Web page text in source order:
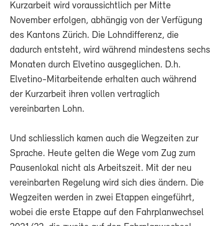
Kurzarbeit wird voraussichtlich per Mitte
November erfolgen, abhängig von der Verfügung
des Kantons Zürich. Die Lohndifferenz, die
dadurch entsteht, wird während mindestens sechs
Monaten durch Elvetino ausgeglichen. D.h.
Elvetino-Mitarbeitende erhalten auch während
der Kurzarbeit ihren vollen vertraglich
vereinbarten Lohn.
Und schliesslich kamen auch die Wegzeiten zur
Sprache. Heute gelten die Wege vom Zug zum
Pausenlokal nicht als Arbeitszeit. Mit der neu
vereinbarten Regelung wird sich dies ändern. Die
Wegzeiten werden in zwei Etappen eingeführt,
wobei die erste Etappe auf den Fahrplanwechsel